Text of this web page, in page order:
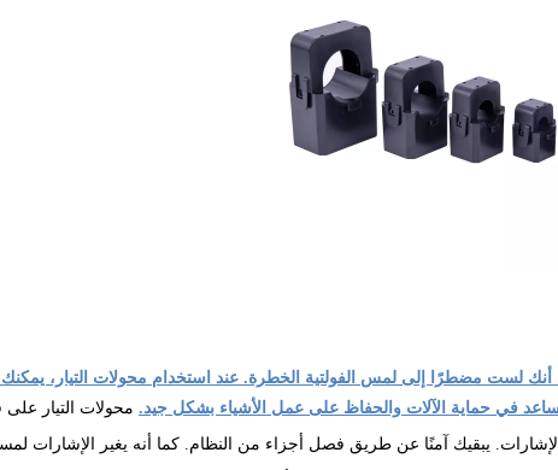
لست مضطرًا إلى لمس الفولتية الخطرة. عند استخدام محولات التيار،
تساعد في حماية الآلات والحفاظ على عمل الأشياء بشكل جيد. محولات التيار على
يبقيك آمنًا عن طريق فصل أجزاء من النظام. كما أنه يغير الإشارات